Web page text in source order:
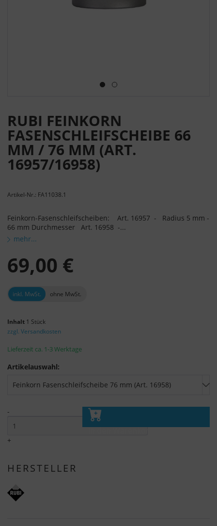
RUBI FEINKORN
FASENSCHLEIFSCHEIBE 66
MM / 76 MM (ART.
16957/16958)
Artikel-Nr.: FA11038.1
Feinkorn-Fasenschleifscheiben: Art. 16957 - Radius 5 mm -
66 mm Durchmesser Art. 16958 -...
mehr...
69,00 €
inkl. MwSt. ohne MwSt.
Inhalt 1 Stück
zzgl. Versandkosten
Lieferzeit ca. 1-3 Werktage
Artikelauswahl:
-
+
In den Warenkorb
HERSTELLER